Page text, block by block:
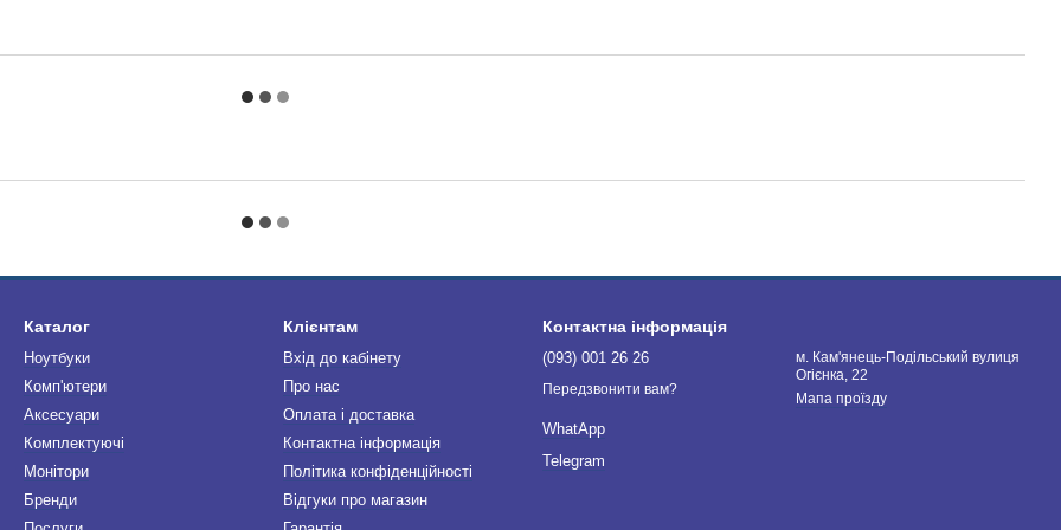
Каталог
Ноутбуки
Комп'ютери
Аксесуари
Комплектуючі
Монітори
Бренди
Клієнтам
Вхід до кабінету
Про нас
Оплата і доставка
Контактна інформація
Політика конфіденційності
Відгуки про магазин
Контактна інформація
(093) 001 26 26
Передзвонити вам?
WhatApp
Telegram
м. Кам'янець-Подільський вулиця
Огієнка, 22
Мапа проїзду